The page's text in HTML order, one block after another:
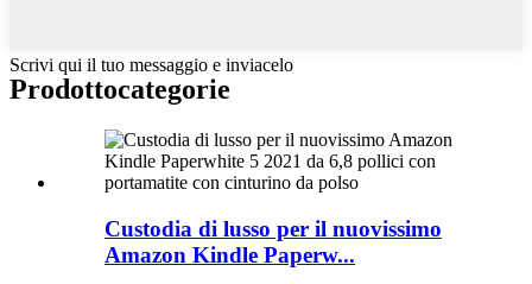
Scrivi qui il tuo messaggio e inviacelo
Prodottocategorie
Custodia di lusso per il nuovissimo
Amazon Kindle Paperw...